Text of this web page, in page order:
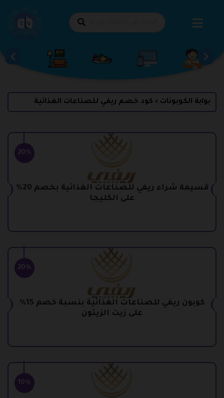
بوابة الكوبونات > كود خصم ريفي للصناعات الغذائية
20%
قسيمة شراء ريفي للصناعات الغذائية بخصم 20%
على الكليجا
20%
كوبون ريفي للصناعات الغذائية بنسبة خصم 15%
على زيت الزيتون
10%